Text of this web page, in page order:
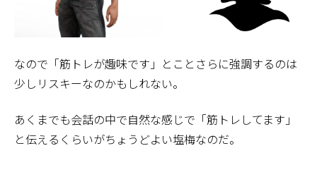
なので「筋トレが趣味です」とことさらに強調するのは
少しリスキーなのかもしれない。
あくまでも会話の中で自然な感じで「筋トレしてます」
と伝えるくらいがちょうどよい塩梅なのだ。